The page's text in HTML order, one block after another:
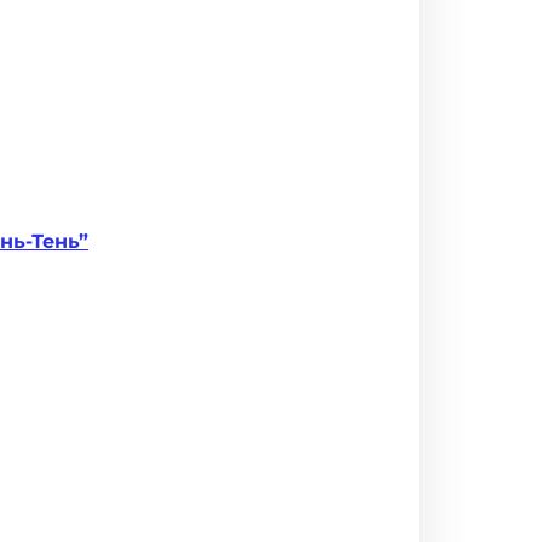
Тень”